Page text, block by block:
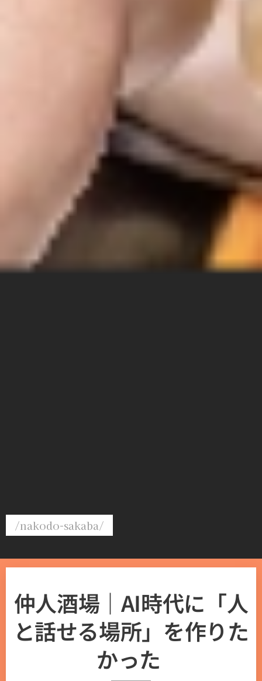
/nakodo-sakaba/
仲人酒場｜AI時代に「人
と話せる場所」を作りた
かった